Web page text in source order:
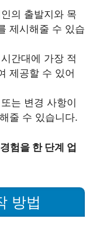
의 출발지와 목
제시해줄 수 있습
간대에 가장 적
제공할 수 있어
는 변경 사항이
줄 수 있습니다.
험을 한 단계 업
방법